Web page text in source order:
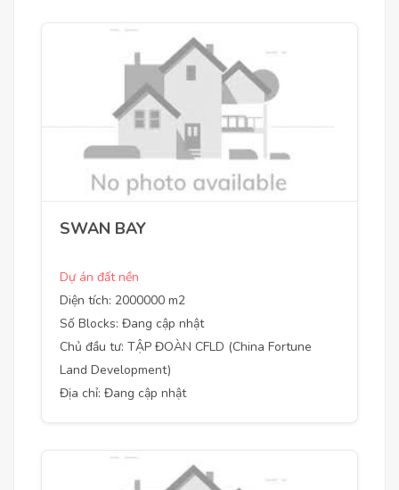
SWAN BAY
Dự án đất nền
Diện tích: 2000000 m2
Số Blocks: Đang cập nhật
Chủ đầu tư: TẬP ĐOÀN CFLD (China Fortune
Land Development)
Địa chỉ: Đang cập nhật